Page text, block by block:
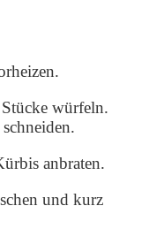
würfeln.
anbraten.
und kurz